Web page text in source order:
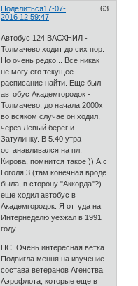
Поделиться 63
17-07-
2016 12:59:47
Автобус 124 ВАСХНИЛ -
Толмачево ходит до сих пор.
Но очень редко... Все никак
не могу его текущее
расписание найти. Еще был
автобус Академгородок -
Толмачево, до начала 2000х
во всяком случае он ходил,
через Левый берег и
Затулинку. В 5.40 утра
останавливался на пл.
Кирова, помнится такое )) А с
Гоголя,3 (там конечная вроде
была, в сторону "Аккорда"?)
еще ходил автобус в
Академгородок. Я оттуда на
Интернеделю уезжал в 1991
году.
ПС. Очень интересная ветка.
Подвигла мення на изучение
состава ветеранов Агенства
Аэрофлота, которые еще в